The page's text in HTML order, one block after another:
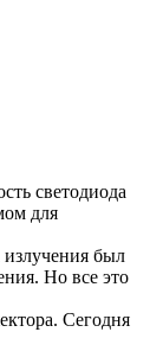
светодиода
для
излучения был
Но все это
Сегодня